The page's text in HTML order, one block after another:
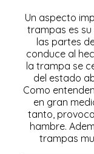
Un aspecto
trampas es
las partes
conduce al
la trampa se
del estado
Como
en gran
tanto,
hambre.
trampas